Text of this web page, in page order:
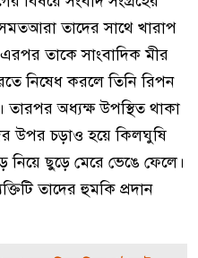
তাদের সাথে খারাপ
তাকে সাংবাদিক মীর
নিষেধ করলে তিনি রিপন
অধ্যক্ষ উপস্থিত থাকা
উপর চড়াও হয়ে কিলঘুষি
নিয়ে ছুড়ে মেরে ভেঙে ফেলে।
তাদের হুমকি প্রদান